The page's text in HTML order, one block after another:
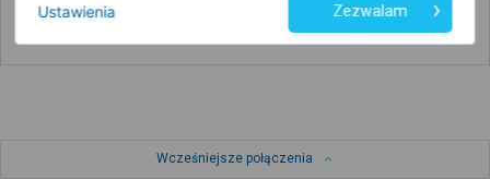
Poniżej przedstawiamy dostępne połączenia z innych dat
Wcześniejsze połączenia
Ustawienia Zezwalam